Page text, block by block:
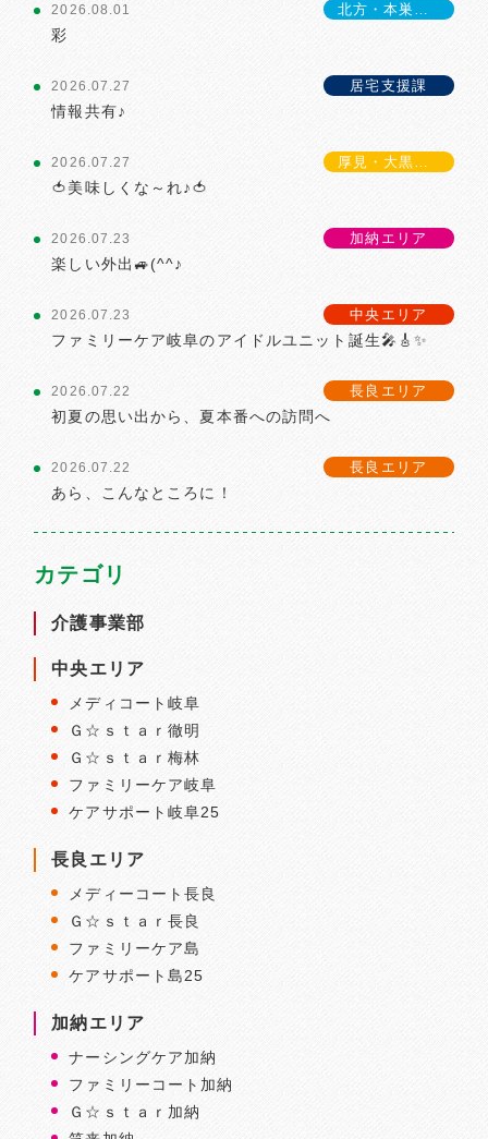
2026.08.01 北方・本巣エリア
彩
2026.07.27 居宅支援課
情報共有♪
2026.07.27 厚見・大黒エリア
🍅美味しくな～れ♪🍅
2026.07.23 加納エリア
楽しい外出🚙(^^♪
2026.07.23 中央エリア
ファミリーケア岐阜のアイドルユニット誕生🎤🎸✨
2026.07.22 長良エリア
初夏の思い出から、夏本番への訪問へ
2026.07.22 長良エリア
あら、こんなところに！
カテゴリ
介護事業部
中央エリア
メディコート岐阜
Ｇ☆ｓｔａｒ徹明
Ｇ☆ｓｔａｒ梅林
ファミリーケア岐阜
ケアサポート岐阜25
長良エリア
メディーコート長良
Ｇ☆ｓｔａｒ長良
ファミリーケア島
ケアサポート島25
加納エリア
ナーシングケア加納
ファミリーコート加納
Ｇ☆ｓｔａｒ加納